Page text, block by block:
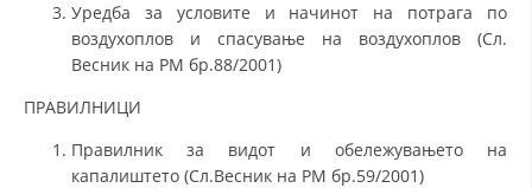
Уредба за условите и начинот на потрага по
воздухоплов и спасување на воздухоплов (Сл.
Весник на РМ бр.88/2001)
ПРАВИЛНИЦИ
Правилник за видот и обележувањето на
капалиштето (Сл.Весник на РМ бр.59/2001)